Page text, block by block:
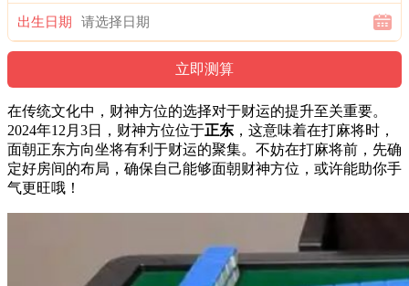
出生日期
在传统文化中，财神方位的选择对于财运的提升至关重要。
2024年12月3日，财神方位位于正东 ，这意味着在打麻将时，
面朝正东方向坐将有利于财运的聚集。不妨在打麻将前，先确
定好房间的布局，确保自己能够面朝财神方位，或许能助你手
气更旺哦！